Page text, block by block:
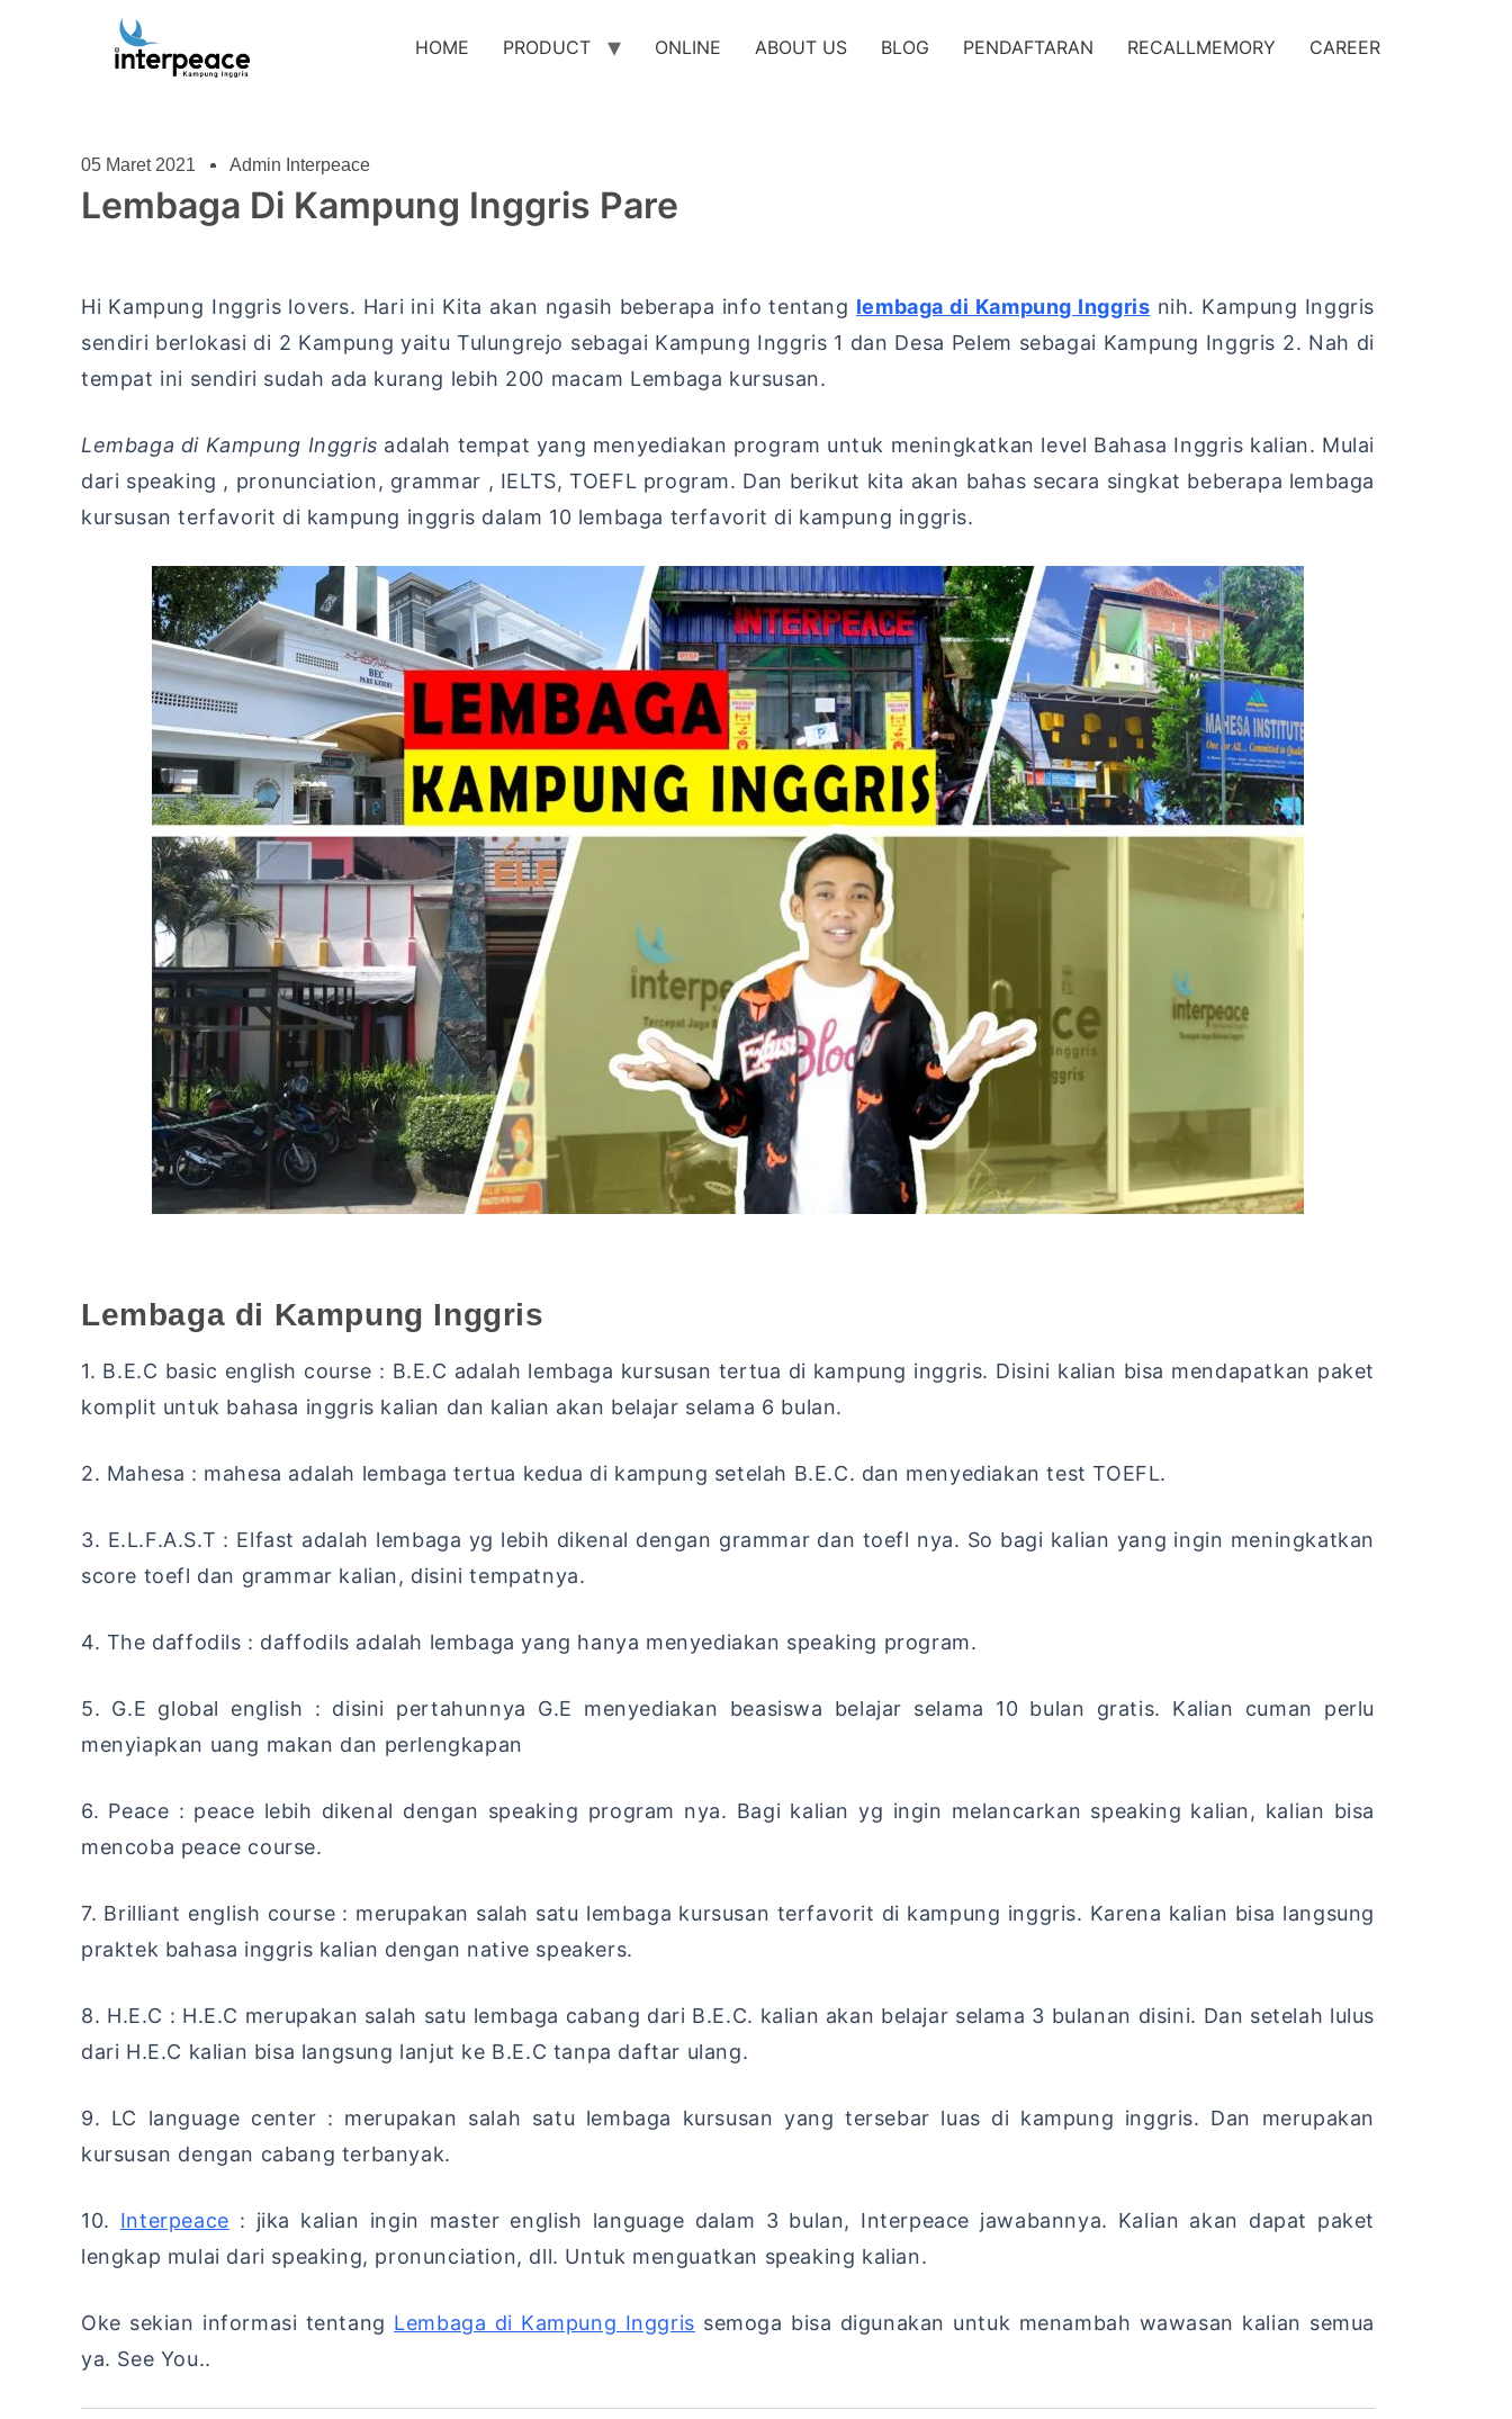
HOME PRODUCT ONLINE ABOUT US BLOG PENDAFTARAN RECALLMEMORY CAREER
05 Maret 2021 Admin Interpeace
Lembaga Di Kampung Inggris Pare
Hi Kampung Inggris lovers. Hari ini Kita akan ngasih beberapa info tentang lembaga di Kampung Inggris nih. Kampung Inggris
sendiri berlokasi di 2 Kampung yaitu Tulungrejo sebagai Kampung Inggris 1 dan Desa Pelem sebagai Kampung Inggris 2. Nah di
tempat ini sendiri sudah ada kurang lebih 200 macam Lembaga kursusan.
Lembaga di Kampung Inggris adalah tempat yang menyediakan program untuk meningkatkan level Bahasa Inggris kalian. Mulai
dari speaking , pronunciation, grammar , IELTS, TOEFL program. Dan berikut kita akan bahas secara singkat beberapa lembaga
kursusan terfavorit di kampung inggris dalam 10 lembaga terfavorit di kampung inggris.
Lembaga di Kampung Inggris
1. B.E.C basic english course : B.E.C adalah lembaga kursusan tertua di kampung inggris. Disini kalian bisa mendapatkan paket
komplit untuk bahasa inggris kalian dan kalian akan belajar selama 6 bulan.
2. Mahesa : mahesa adalah lembaga tertua kedua di kampung setelah B.E.C. dan menyediakan test TOEFL.
3. E.L.F.A.S.T : Elfast adalah lembaga yg lebih dikenal dengan grammar dan toefl nya. So bagi kalian yang ingin meningkatkan
score toefl dan grammar kalian, disini tempatnya.
4. The daffodils : daffodils adalah lembaga yang hanya menyediakan speaking program.
5. G.E global english : disini pertahunnya G.E menyediakan beasiswa belajar selama 10 bulan gratis. Kalian cuman perlu
menyiapkan uang makan dan perlengkapan
6. Peace : peace lebih dikenal dengan speaking program nya. Bagi kalian yg ingin melancarkan speaking kalian, kalian bisa
mencoba peace course.
7. Brilliant english course : merupakan salah satu lembaga kursusan terfavorit di kampung inggris. Karena kalian bisa langsung
praktek bahasa inggris kalian dengan native speakers.
8. H.E.C : H.E.C merupakan salah satu lembaga cabang dari B.E.C. kalian akan belajar selama 3 bulanan disini. Dan setelah lulus
dari H.E.C kalian bisa langsung lanjut ke B.E.C tanpa daftar ulang.
9. LC language center : merupakan salah satu lembaga kursusan yang tersebar luas di kampung inggris. Dan merupakan
kursusan dengan cabang terbanyak.
10. Interpeace : jika kalian ingin master english language dalam 3 bulan, Interpeace jawabannya. Kalian akan dapat paket
lengkap mulai dari speaking, pronunciation, dll. Untuk menguatkan speaking kalian.
Oke sekian informasi tentang Lembaga di Kampung Inggris semoga bisa digunakan untuk menambah wawasan kalian semua
ya. See You..